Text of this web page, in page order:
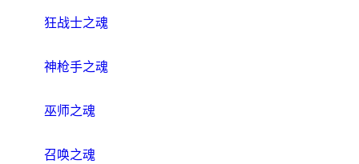
狂战士之魂
神枪手之魂
巫师之魂
召唤之魂